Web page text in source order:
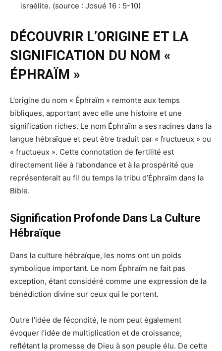
israélite. (source : Josué 16 : 5-10)
DÉCOUVRIR L’ORIGINE ET LA
SIGNIFICATION DU NOM «
ÉPHRAÏM »
L’origine du nom « Éphraïm » remonte aux temps
bibliques, apportant avec elle une histoire et une
signification riches. Le nom Éphraïm a ses racines dans la
langue hébraïque et peut être traduit par « fructueux » ou
« fructueux ». Cette connotation de fertilité est
directement liée à l’abondance et à la prospérité que
représenterait au fil du temps la tribu d’Éphraïm dans la
Bible.
Signification Profonde Dans La Culture
Hébraïque
Dans la culture hébraïque, les noms ont un poids
symbolique important. Le nom Éphraïm ne fait pas
exception, étant considéré comme une expression de la
bénédiction divine sur ceux qui le portent.
Outre l’idée de fécondité, le nom peut également
évoquer l’idée de multiplication et de croissance,
reflétant la promesse de Dieu à son peuple élu. De cette